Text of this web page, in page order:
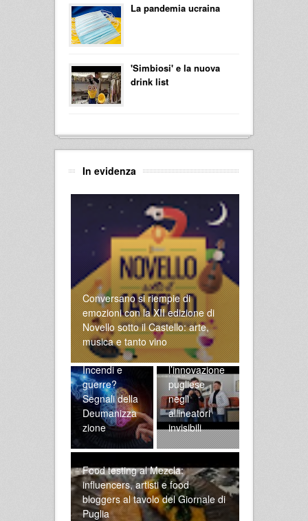
La pandemia ucraina
'Simbiosi' e la nuova
drink list
In evidenza
Conversano si riempie di
emozioni con la XII edizione di
Novello sotto il Castello: arte,
musica e tanto vino
Incendi e
guerre?
Segnali della
Deumanizza
zione
Alla scoperta
di SmileLine:
l’innovazione
pugliese
negli
allineatori
invisibili
Food testing al Mezcla:
influencers, artisti e food
bloggers al tavolo del Giornale di
Puglia